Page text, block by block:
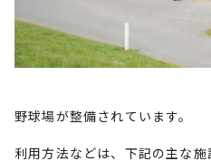
野球場が整備されています。
利用方法などは、下記の主な